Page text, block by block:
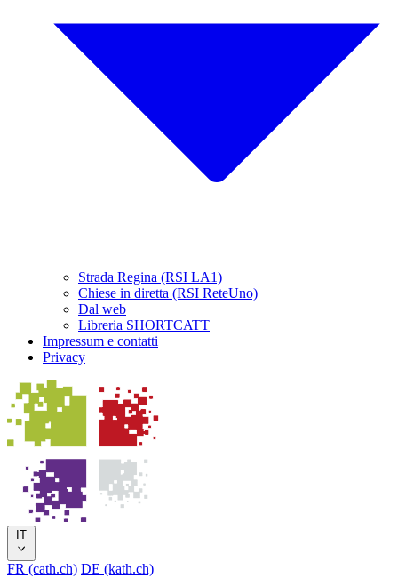
Strada Regina (RSI LA1)
Chiese in diretta (RSI ReteUno)
Dal web
Libreria SHORTCATT
Impressum e contatti
Privacy
IT
FR (cath.ch) DE (kath.ch)